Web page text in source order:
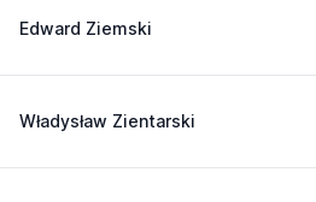
Edward Ziemski
Władysław Zientarski